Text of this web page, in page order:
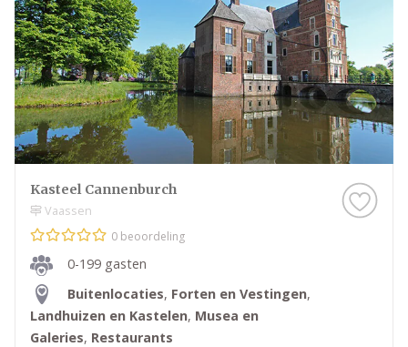
Kasteel Cannenburch
Vaassen
0 beoordeling
0-199 gasten
Buitenlocaties, Forten en Vestingen,
Landhuizen en Kastelen, Musea en
Galeries, Restaurants